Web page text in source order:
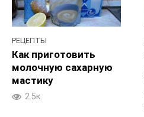
РЕЦЕПТЫ
Как приготовить
молочную сахарную
мастику
2.5к.